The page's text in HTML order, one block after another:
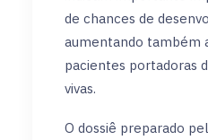
de chances de
aumentando também
pacientes portadoras
vivas.
O dossiê preparado